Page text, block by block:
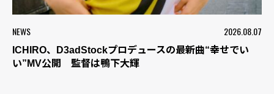
NEWS 2026.08.07
ICHIRO、D3adStockプロデュースの最新曲“幸せでい
い”MV公開 監督は鴨下大輝